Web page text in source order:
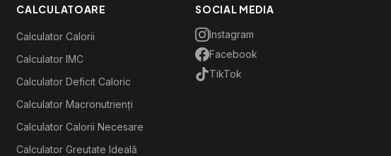
CALCULATOARE
Calculator Calorii
Calculator IMC
Calculator Deficit Caloric
Calculator Macronutrienți
Calculator Calorii Necesare
Calculator Greutate Ideală
SOCIAL MEDIA
Instagram
Facebook
TikTok